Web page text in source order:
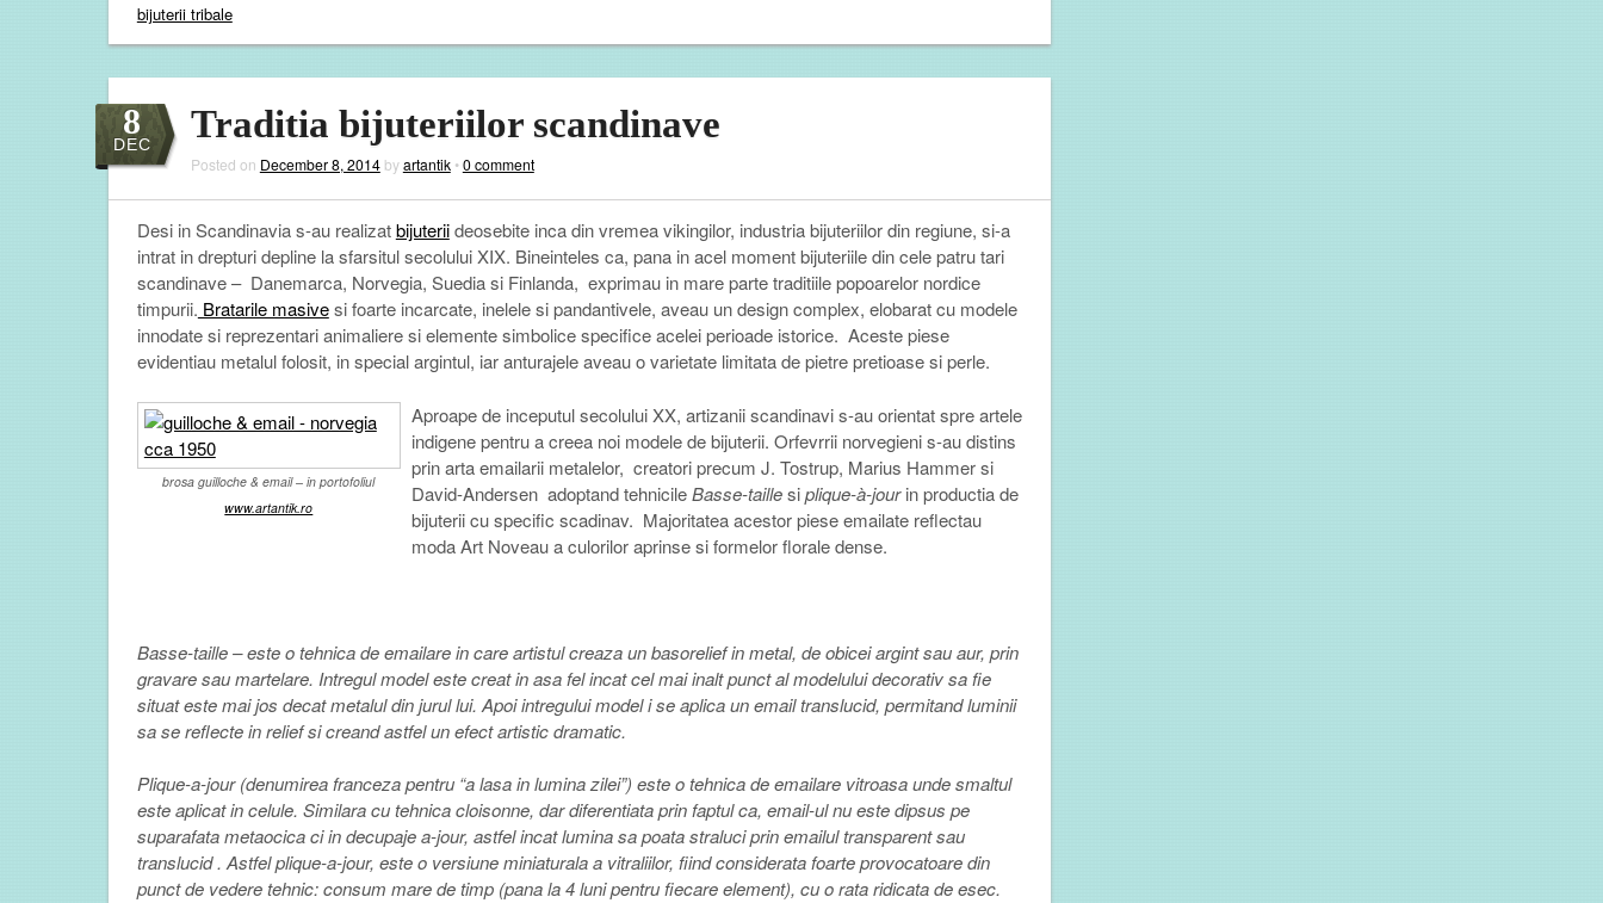
bijuterii tribale
Traditia bijuteriilor scandinave
8
DEC
Posted on December 8, 2014 byartantik•0 comment
Desi in Scandinavia s-au realizatbijuteriideosebite inca din vremea vikingilor, industria bijuteriilor din regiune, si-a
intrat in drepturi depline la sfarsitul secolului XIX. Bineinteles ca, pana in acel moment bijuteriile din cele patru tari
scandinave – Danemarca, Norvegia, Suedia si Finlanda, exprimau in mare parte traditiile popoarelor nordice
timpurii. Bratarile masivesi foarte incarcate, inelele si pandantivele, aveau un design complex, elobarat cu modele
innodate si reprezentari animaliere si elemente simbolice specifice acelei perioade istorice. Aceste piese
evidentiau metalul folosit, in special argintul, iar anturajele aveau o varietate limitata de pietre pretioase si perle.
brosa guilloche & email – in portofoliul
www.artantik.ro
Aproape de inceputul secolului XX, artizanii scandinavi s­-au orientat spre artele
indigene pentru a creea noi modele de bijuterii. Orfevrrii norvegieni s-­au distins
prin arta emailarii metalelor, creatori precum J. Tostrup, Marius Hammer si
David­-Andersen adoptand tehnicileBasse-taillesiplique-à-jourin productia de
bijuterii cu specific scadinav. Majoritatea acestor piese emailate reflectau
moda Art Noveau a culorilor aprinse si formelor florale dense.
Basse-taille – este o tehnica de emailare in care artistul creaza un basorelief in metal, de obicei argint sau aur, prin
gravare sau martelare. Intregul model este creat in asa fel incat cel mai inalt punct al modelului decorativ sa fie
situat este mai jos decat metalul din jurul lui. Apoi intregului model i se aplica un email translucid, permitand luminii
sa se reflecte in relief si creand astfel un efect artistic dramatic.
Plique-a-jour (denumirea franceza pentru “a lasa in lumina zilei”) este o tehnica de emailare vitroasa unde smaltul
este aplicat in celule. Similara cu tehnica cloisonne, dar diferentiata prin faptul ca, email-ul nu este dipsus pe
suparafata metaocica ci in decupaje a-jour, astfel incat lumina sa poata straluci prin emailul transparent sau
translucid . Astfel plique-a-jour, este o versiune miniaturala a vitraliilor, fiind considerata foarte provocatoare din
punct de vedere tehnic: consum mare de timp (pana la 4 luni pentru fiecare element), cu o rata ridicata de esec.